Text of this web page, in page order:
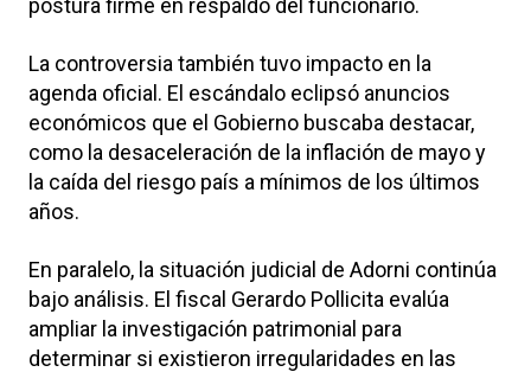
postura firme en respaldo del funcionario.
La controversia también tuvo impacto en la
agenda oficial. El escándalo eclipsó anuncios
económicos que el Gobierno buscaba destacar,
como la desaceleración de la inflación de mayo y
la caída del riesgo país a mínimos de los últimos
años.
En paralelo, la situación judicial de Adorni continúa
bajo análisis. El fiscal Gerardo Pollicita evalúa
ampliar la investigación patrimonial para
determinar si existieron irregularidades en las